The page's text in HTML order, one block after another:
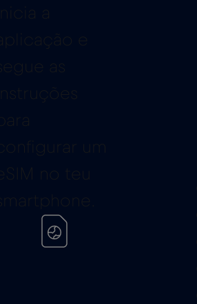
Inicia a
aplicação e
segue as
instruções
configurar um
eSIM no teu
smartphone.